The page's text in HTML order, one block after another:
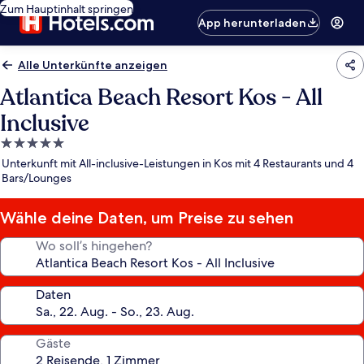
Zum Hauptinhalt springen
App herunterladen
Alle Unterkünfte anzeigen
Atlantica Beach Resort Kos - All
Inclusive
5.0-
Sterne-
Unterkunft
Unterkunft mit All-inclusive-Leistungen in Kos mit 4 Restaurants und 4
Bars/Lounges
Wähle deine Daten, um Preise zu sehen
Wo soll’s hingehen?
Daten
Gäste